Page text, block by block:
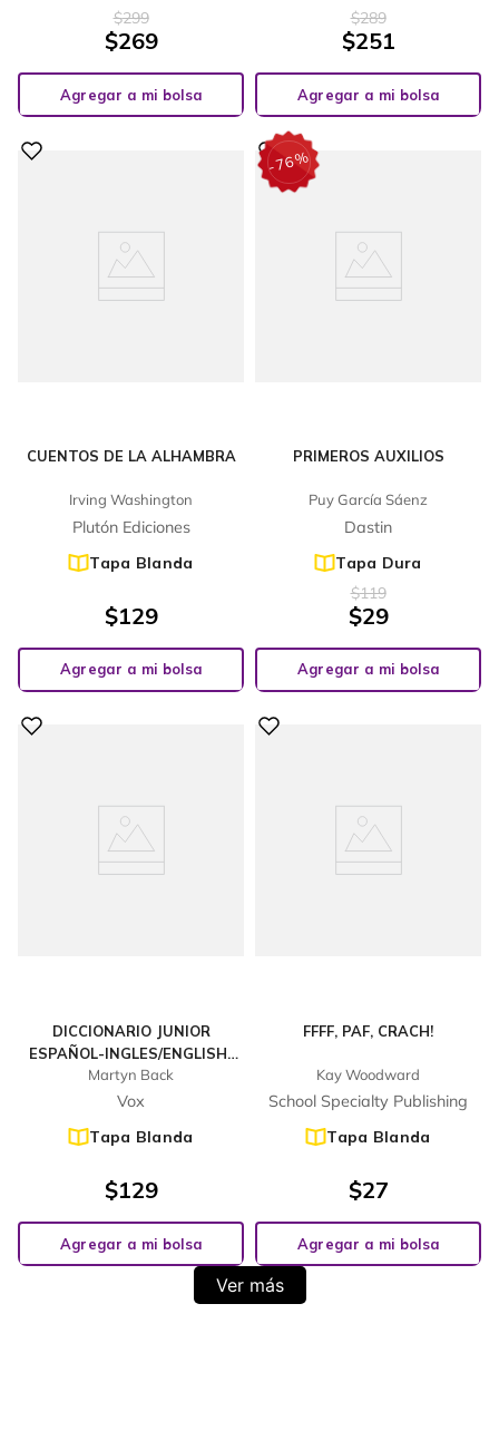
$299
$269
Agregar a mi bolsa
$289
$251
Agregar a mi bolsa
CUENTOS DE LA ALHAMBRA
Irving Washington
Plutón Ediciones
Tapa Blanda
$129
Agregar a mi bolsa
PRIMEROS AUXILIOS
Puy García Sáenz
Dastin
Tapa Dura
-76%
$119
$29
Agregar a mi bolsa
DICCIONARIO JUNIOR
ESPAÑOL-INGLES/ENGLISH-
SPANISH
Martyn Back
Vox
Tapa Blanda
$129
Agregar a mi bolsa
FFFF, PAF, CRACH!
Kay Woodward
School Specialty Publishing
Tapa Blanda
$27
Agregar a mi bolsa
Ver más